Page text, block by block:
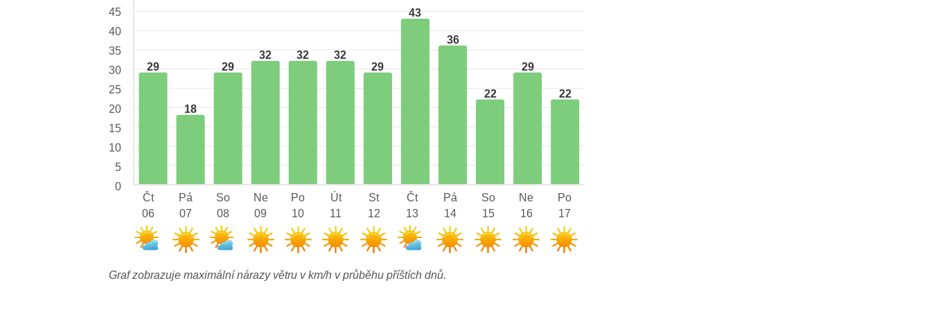
29
18
29
32 32
32
29
43
36
22
29
22
45
40
35
30
25
20
15
10
5
0
Čt
06
Pá
07
So
08
Ne
09
Po
10
Út
11
St
12
Čt
13
Pá
14
So
15
Ne
16
Po
17
Graf zobrazuje maximální nárazy větru v km/h v průběhu příštích dnů.